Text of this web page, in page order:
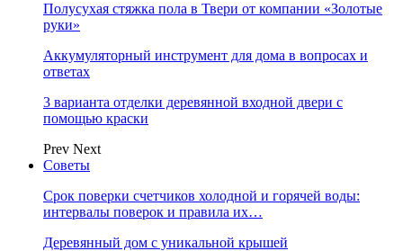
Полусухая стяжка пола в Твери от компании «Золотые
руки»
Аккумуляторный инструмент для дома в вопросах и
ответах
3 варианта отделки деревянной входной двери с
помощью краски
Prev Next
Советы
Срок поверки счетчиков холодной и горячей воды:
интервалы поверок и правила их…
Деревянный дом с уникальной крышей